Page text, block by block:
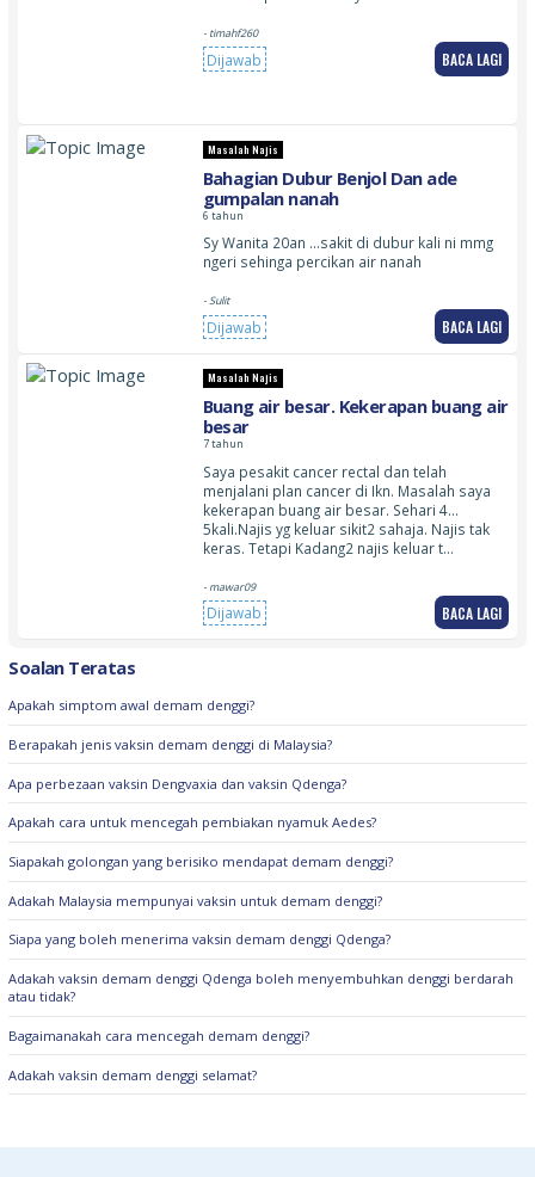
- timahf260
Dijawab BACA LAGI
Masalah Najis
Bahagian Dubur Benjol Dan ade
gumpalan nanah
6 tahun
Sy Wanita 20an …sakit di dubur kali ni mmg
ngeri sehinga percikan air nanah
- Sulit
Dijawab BACA LAGI
Masalah Najis
Buang air besar. Kekerapan buang air
besar
7 tahun
Saya pesakit cancer rectal dan telah
menjalani plan cancer di Ikn. Masalah saya
kekerapan buang air besar. Sehari 4…
5kali.Najis yg keluar sikit2 sahaja. Najis tak
keras. Tetapi Kadang2 najis keluar t…
- mawar09
Dijawab BACA LAGI
Soalan Teratas
Apakah simptom awal demam denggi?
Berapakah jenis vaksin demam denggi di Malaysia?
Apa perbezaan vaksin Dengvaxia dan vaksin Qdenga?
Apakah cara untuk mencegah pembiakan nyamuk Aedes?
Siapakah golongan yang berisiko mendapat demam denggi?
Adakah Malaysia mempunyai vaksin untuk demam denggi?
Siapa yang boleh menerima vaksin demam denggi Qdenga?
Adakah vaksin demam denggi Qdenga boleh menyembuhkan denggi berdarah
atau tidak?
Bagaimanakah cara mencegah demam denggi?
Adakah vaksin demam denggi selamat?